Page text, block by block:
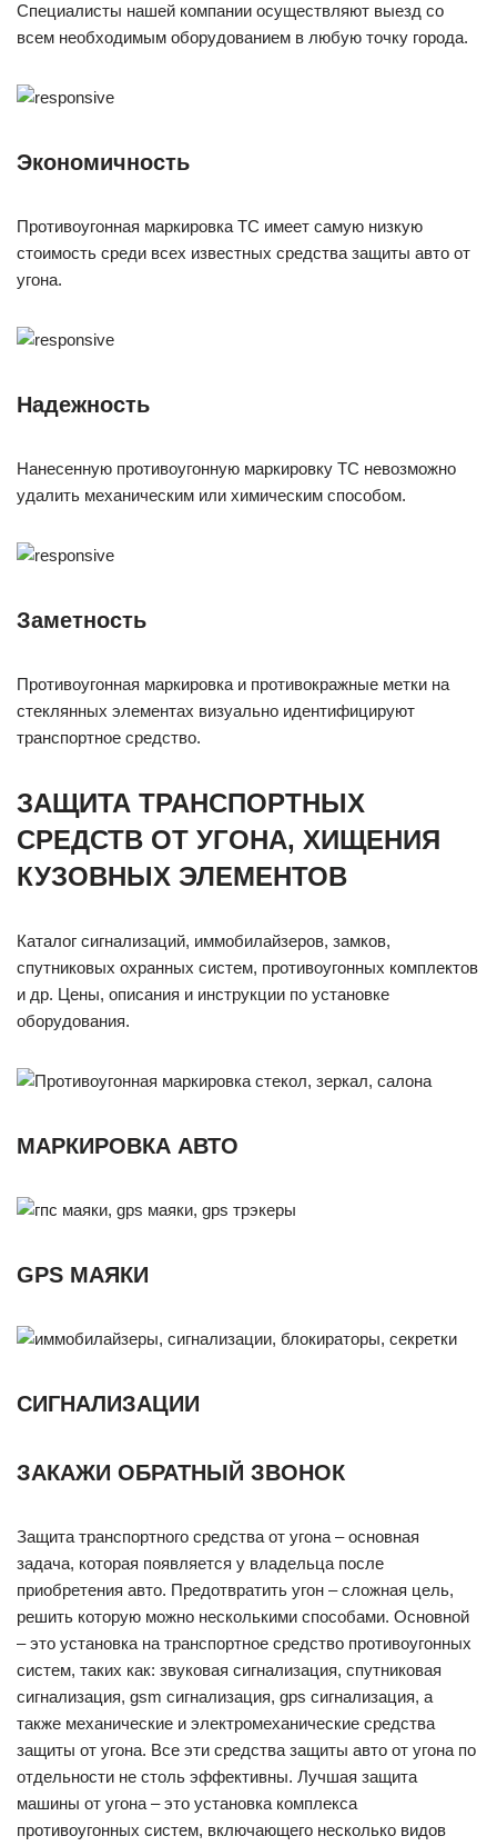
Специалисты нашей компании осуществляют выезд со
всем необходимым оборудованием в любую точку города.
Экономичность
Противоугонная маркировка ТС имеет самую низкую
стоимость среди всех известных средства защиты авто от
угона.
Надежность
Нанесенную противоугонную маркировку ТС невозможно
удалить механическим или химическим способом.
Заметность
Противоугонная маркировка и противокражные метки на
стеклянных элементах визуально идентифицируют
транспортное средство.
ЗАЩИТА ТРАНСПОРТНЫХ
СРЕДСТВ ОТ УГОНА, ХИЩЕНИЯ
КУЗОВНЫХ ЭЛЕМЕНТОВ
Каталог сигнализаций, иммобилайзеров, замков,
спутниковых охранных систем, противоугонных комплектов
и др. Цены, описания и инструкции по установке
оборудования.
МАРКИРОВКА АВТО
GPS МАЯКИ
СИГНАЛИЗАЦИИ
ЗАКАЖИ ОБРАТНЫЙ ЗВОНОК
Защита транспортного средства от угона – основная
задача, которая появляется у владельца после
приобретения авто. Предотвратить угон – сложная цель,
решить которую можно несколькими способами. Основной
– это установка на транспортное средство противоугонных
систем, таких как: звуковая сигнализация, спутниковая
сигнализация, gsm сигнализация, gps сигнализация, а
также механические и электромеханические средства
защиты от угона. Все эти средства защиты авто от угона по
отдельности не столь эффективны. Лучшая защита
машины от угона – это установка комплекса
противоугонных систем, включающего несколько видов